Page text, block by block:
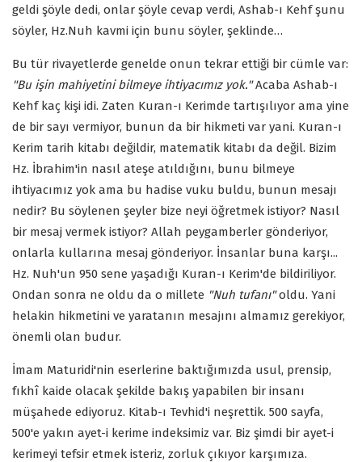
geldi şöyle dedi, onlar şöyle cevap verdi, Ashab-ı Kehf şunu
söyler, Hz.Nuh kavmi için bunu söyler, şeklinde…
Bu tür rivayetlerde genelde onun tekrar ettiği bir cümle var:
"Bu işin mahiyetini bilmeye ihtiyacımız yok."Acaba Ashab-ı
Kehf kaç kişi idi. Zaten Kuran-ı Kerimde tartışılıyor ama yine
de bir sayı vermiyor, bunun da bir hikmeti var yani. Kuran-ı
Kerim tarih kitabı değildir, matematik kitabı da değil. Bizim
Hz. İbrahim'in nasıl ateşe atıldığını, bunu bilmeye
ihtiyacımız yok ama bu hadise vuku buldu, bunun mesajı
nedir? Bu söylenen şeyler bize neyi öğretmek istiyor? Nasıl
bir mesaj vermek istiyor? Allah peygamberler gönderiyor,
onlarla kullarına mesaj gönderiyor. İnsanlar buna karşı...
Hz. Nuh'un 950 sene yaşadığı Kuran-ı Kerim'de bildiriliyor.
Ondan sonra ne oldu da o millete "Nuh tufanı"oldu. Yani
helakin hikmetini ve yaratanın mesajını almamız gerekiyor,
önemli olan budur.
İmam Maturidi'nin eserlerine baktığımızda usul, prensip,
fıkhî kaide olacak şekilde bakış yapabilen bir insanı
müşahede ediyoruz. Kitab-ı Tevhid'i neşrettik. 500 sayfa,
500'e yakın ayet-i kerime indeksimiz var. Biz şimdi bir ayet-i
kerimeyi tefsir etmek isteriz, zorluk çıkıyor karşımıza.